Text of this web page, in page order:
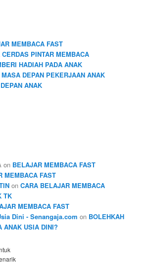
MEMBACA FAST
PINTAR MEMBACA
HADIAH PADA ANAK
DEPAN PEKERJAAN ANAK
ANAK
on BELAJAR MEMBACA FAST
MEMBACA FAST
onCARA BELAJAR MEMBACA
TK
MEMBACA FAST
Dini - Senangaja.com on BOLEHKAH
ANAK USIA DINI?